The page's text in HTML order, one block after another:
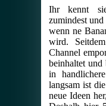
Ihr kennt
zumindest und
wenn ne
wird.
Channel
beinhaltet und
in
langsam ist
neue Ideen